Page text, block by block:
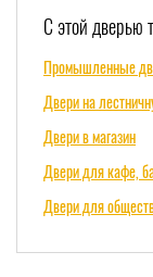
С этой дверью
Промышленные
Двери на
Двери в магазин
Двери для кафе,
Двери для